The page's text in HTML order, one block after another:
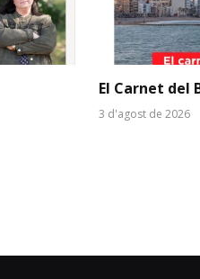
El Carnet del
3 d'agost de 2026